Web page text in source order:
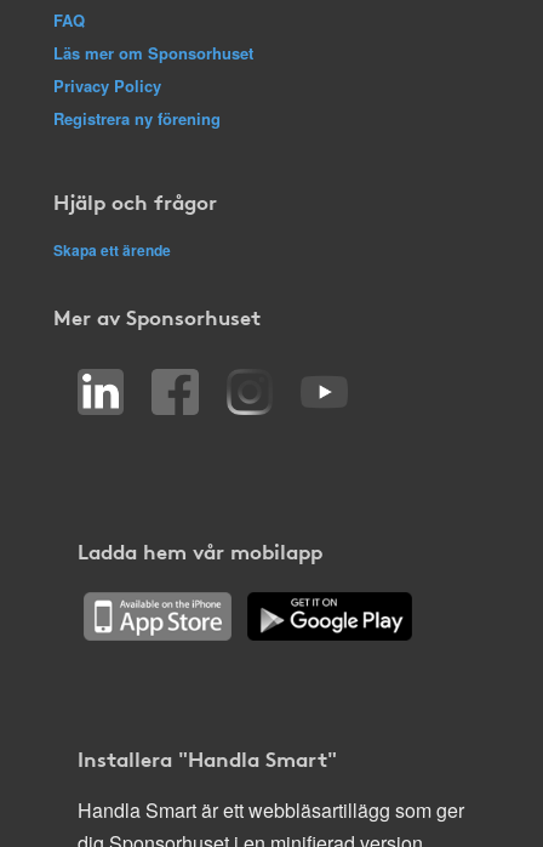
FAQ
Läs mer om Sponsorhuset
Privacy Policy
Registrera ny förening
Hjälp och frågor
Skapa ett ärende
Mer av Sponsorhuset
Ladda hem vår mobilapp
Installera "Handla Smart"
Handla Smart är ett webbläsartillägg som ger